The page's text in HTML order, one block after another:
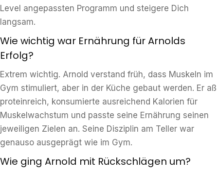
Level angepassten Programm und steigere Dich
langsam.
Wie wichtig war Ernährung für Arnolds
Erfolg?
Extrem wichtig. Arnold verstand früh, dass Muskeln im
Gym stimuliert, aber in der Küche gebaut werden. Er aß
proteinreich, konsumierte ausreichend Kalorien für
Muskelwachstum und passte seine Ernährung seinen
jeweiligen Zielen an. Seine Disziplin am Teller war
genauso ausgeprägt wie im Gym.
Wie ging Arnold mit Rückschlägen um?